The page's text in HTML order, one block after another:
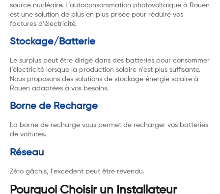
source nucléaire. L’autoconsommation photovoltaïque à Rouen
est une solution de plus en plus prisée pour réduire vos
factures d’électricité.
Stockage/Batterie
Le surplus peut être dirigé dans des batteries pour consommer
l’électricité lorsque la production solaire n’est plus suffisante.
Nous proposons des solutions de stockage énergie solaire à
Rouen adaptées à vos besoins.
Borne de Recharge
La borne de recharge vous permet de recharger vos batteries
de voitures.
Réseau
Zéro gâchis, l’excédent peut être revendu.
Pourquoi Choisir un Installateur